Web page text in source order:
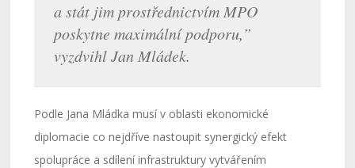
a stát jim prostřednictvím MPO
poskytne maximální podporu,”
vyzdvihl Jan Mládek.
Podle Jana Mládka musí v oblasti ekonomické
diplomacie co nejdříve nastoupit synergický efekt
spolupráce a sdílení infrastruktury vytvářením